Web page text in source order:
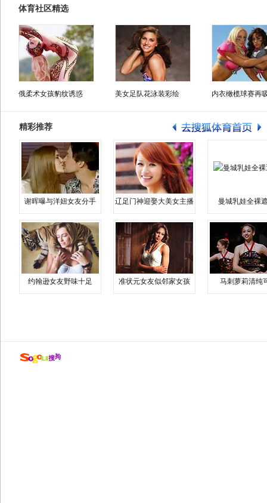
体育社区精选
俄柔术女孩豹纹诱惑 美女足队花泳装彩绘 内衣橄榄球赛再
精彩推荐
谢晖曝与洋妞女友分手 辽足门神迎娶大美女主播 曼城乳娃全裸
约翰逊女友野味十足 准状元女友似邻家女孩 马刺萝莉清纯